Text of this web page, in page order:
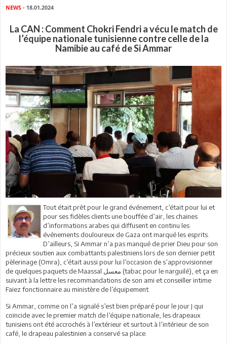
NEWS - 18.01.2024
La CAN : Comment Chokri Fendri a vécu le match de
l’équipe nationale tunisienne contre celle de la
Namibie au café de Si Ammar
Tout était prêt pour le grand événement, c’était pour lui et
pour ses fidèles clients une bouffée d’air, les chaines
d’informations arabes qui diffusent en continu les
événements douloureux de Gaza ont marqué les esprits.
D’ailleurs, Si Ammar n’a pas manqué de prier Dieu pour son
précieux soutien aux combattants palestiniens lors de son dernier petit
pèlerinage (Omra), c’était aussi pour lui l’occasion de s’approvisionner
de quelques paquets de Maassal معسل (tabac pour le narguilé), et ça en
suivant à la lettre les recommandations de son ami et conseiller intime
Faiez fonctionnaire au ministère de l’équipement.
Si Ammar, comme on l’a signalé s’est bien préparé pour le jour J qui
coïncide avec le premier match de l’équipe nationale, les drapeaux
tunisiens ont été accrochés à l’extérieur et surtout à l’intérieur de son
café, le drapeau palestinien a conservé sa place.